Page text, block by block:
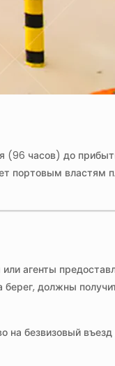
(96 часов) до
портовым властям
агенты
должны
безвизовый